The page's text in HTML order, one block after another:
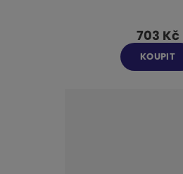
703 Kč
KOUPIT